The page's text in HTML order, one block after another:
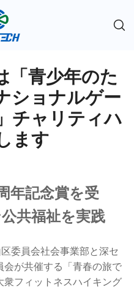
「青少年のた
ショナルゲー
チャリティハ
ます
年記念賞を受
共福祉を実践
委員会社会事業部と深セ
会が共催する「青春の旅で
衆フィットネスハイキング